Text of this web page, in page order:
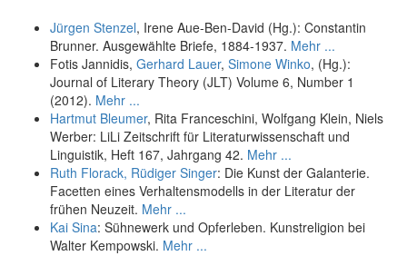
Jürgen Stenzel, Irene Aue-Ben-David (Hg.): Constantin
Brunner. Ausgewählte Briefe, 1884-1937. Mehr ...
Fotis Jannidis, Gerhard Lauer, Simone Winko, (Hg.):
Journal of Literary Theory (JLT) Volume 6, Number 1
(2012). Mehr ...
Hartmut Bleumer, Rita Franceschini, Wolfgang Klein, Niels
Werber: LiLi Zeitschrift für Literaturwissenschaft und
Linguistik, Heft 167, Jahrgang 42. Mehr ...
Ruth Florack, Rüdiger Singer: Die Kunst der Galanterie.
Facetten eines Verhaltensmodells in der Literatur der
frühen Neuzeit. Mehr ...
Kai Sina: Sühnewerk und Opferleben. Kunstreligion bei
Walter Kempowski. Mehr ...